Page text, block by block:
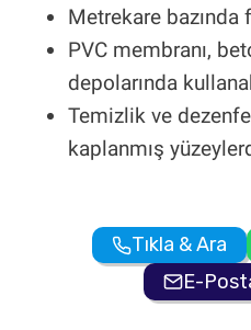
Metrekare bazında
PVC membranı,
depolarında
Temizlik ve
kaplanmış
Tıkla & Ara
E-